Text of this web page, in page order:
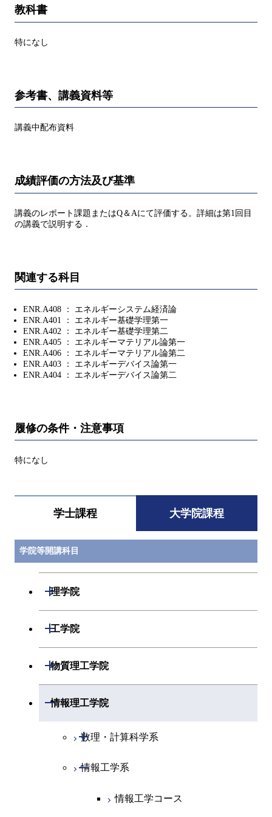
教科書
特になし
参考書、講義資料等
講義中配布資料
成績評価の方法及び基準
講義のレポート課題またはQ＆Aにて評価する。詳細は第1回目
の講義で説明する．
関連する科目
ENR.A408 ： エネルギーシステム経済論
ENR.A401 ： エネルギー基礎学理第一
ENR.A402 ： エネルギー基礎学理第二
ENR.A405 ： エネルギーマテリアル論第一
ENR.A406 ： エネルギーマテリアル論第二
ENR.A403 ： エネルギーデバイス論第一
ENR.A404 ： エネルギーデバイス論第二
履修の条件・注意事項
特になし
学士課程 大学院課程
学院等開講科目
理学院
開閉
物理学コース
化学系
開閉
工学院
開閉
機械系
開閉
コース
コース
人間医療科学技術コース
物質理工学院
開閉
材料系
開閉
材料コース
エネルギーコース
エネルギー・情報コース
応用化学系
応用化学コース
エネルギーコース
専門科目
情報理工学院
開閉
数理・計算科学系
開閉
数理・計算科学コース
知能情報コース
情報工学系
開閉
情報工学コース